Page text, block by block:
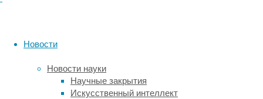
Новости
Новости науки
Научные закрытия
Искусственный интеллект
составляют
часть
всех